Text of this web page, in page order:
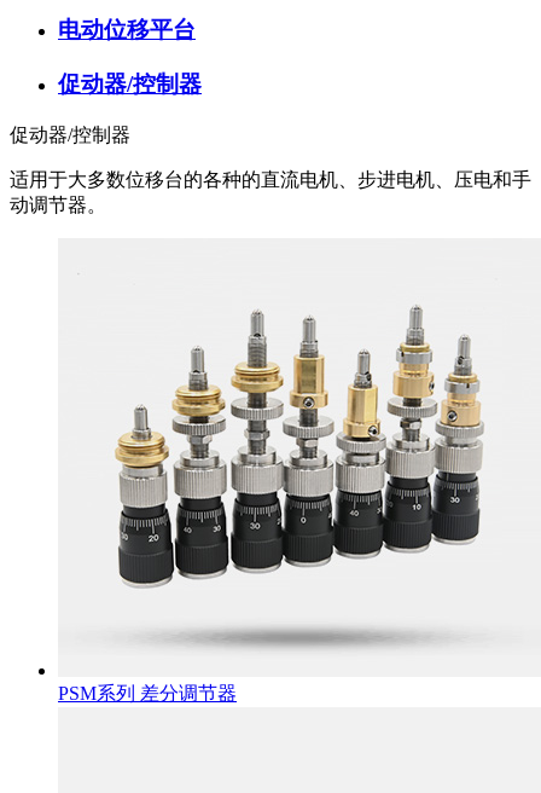
电动位移平台
促动器/控制器
促动器/控制器
适用于大多数位移台的各种的直流电机、步进电机、压电和手
动调节器。
PSM系列 差分调节器